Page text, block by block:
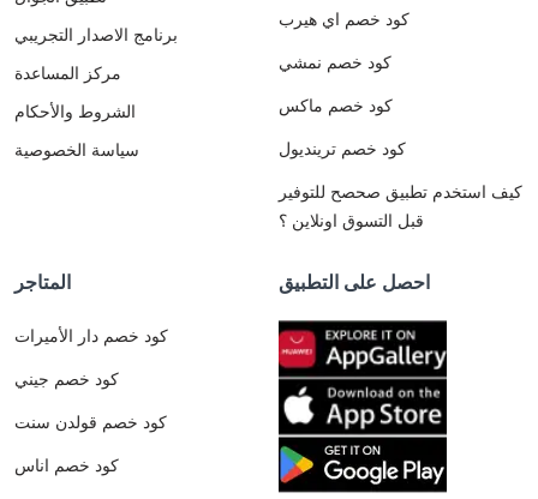
برنامج الاصدار التجريبي
مركز المساعدة
الشروط والأحكام
سياسة الخصوصية
كود خصم اي هيرب
كود خصم نمشي
كود خصم ماكس
كود خصم ترينديول
كيف استخدم تطبيق صحصح للتوفير
قبل التسوق اونلاين ؟
المتاجر
كود خصم دار الأميرات
كود خصم جيني
كود خصم قولدن سنت
كود خصم اناس
احصل على التطبيق